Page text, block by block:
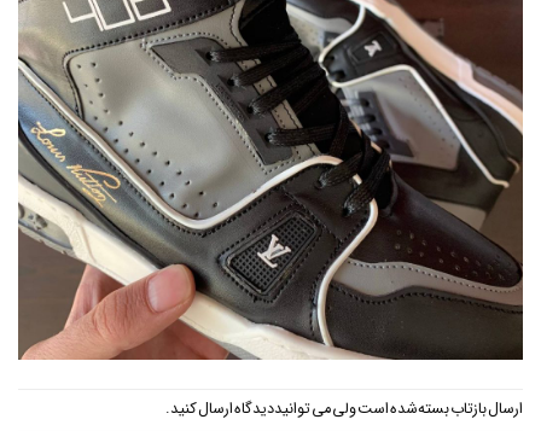
ارسال بازتاب بسته شده است ولی می توانیددیدگاه ارسال کنید.